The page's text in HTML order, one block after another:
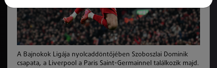
A Bajnokok Ligája nyolcaddöntőjében Szoboszlai Dominik
csapata, a Liverpool a Paris Saint-Germainnel találkozik majd.